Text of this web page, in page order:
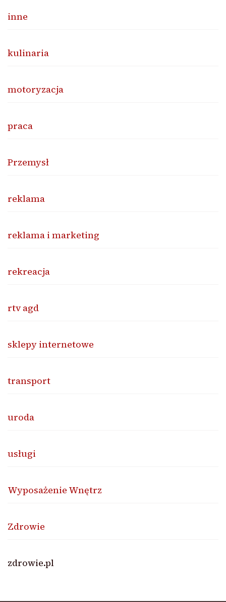
inne
kulinaria
motoryzacja
praca
Przemysł
reklama
reklama i marketing
rekreacja
rtv agd
sklepy internetowe
transport
uroda
usługi
Wyposażenie Wnętrz
Zdrowie
zdrowie.pl